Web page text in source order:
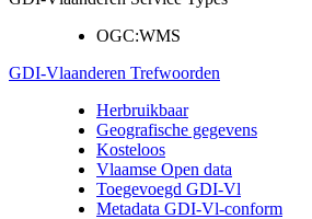
OGC:WMS
GDI-Vlaanderen Trefwoorden
Herbruikbaar
Geografische gegevens
Kosteloos
Vlaamse Open data
Toegevoegd GDI-Vl
Metadata GDI-Vl-conform